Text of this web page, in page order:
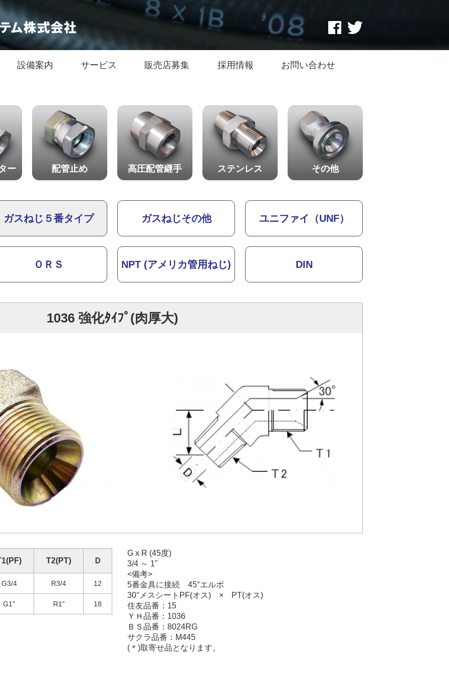
設備案内 サービス 販売店募集 採用情報 お問い合わせ
ー 配管止め 高圧配管継手 ステンレス その他
ガスねじ５番タイプ ガスねじその他 ユニファイ（UNF）
ＯＲＳ NPT (アメリカ管用ねじ) DIN
1036 強化ﾀｲﾌﾟ(肉厚大)
T2(PT) Ｄ
G3/4 R3/4 12
G1" R1" 18
G x R (45度)
3/4 ～ 1"
<備考>
5番金具に接続 45°エルボ
30°メスシートPF(オス) × PT(オス)
住友品番：15
ＹＨ品番：1036
ＢＳ品番：8024RG
サクラ品番：M445
(＊)取寄せ品となります。